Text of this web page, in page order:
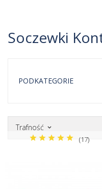
Soczewki
PODKATEGORIE
Trafność keyboard_arrow_down
(17)